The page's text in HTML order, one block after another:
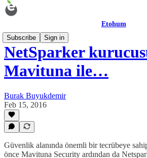
Etohum
Subscribe
Sign in
NetSparker
Mavituna ile…
Burak Buyukdemir
Feb 15, 2016
Güvenlik alanında önemli bir tecrübeye
önce Mavituna Security ardından da